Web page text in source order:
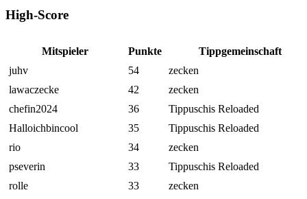
High-Score
Mitspieler Punkte
Tippgemeinschaft
juhv
54
zecken
lawaczecke
42
zecken
chefin2024
36
Tippuschis Reloaded
Halloichbincool
35
Tippuschis Reloaded
rio
34
zecken
pseverin
33
Tippuschis Reloaded
rolle
33
zecken